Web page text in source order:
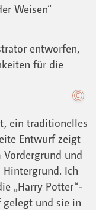
Weisen“
entworfen,
für die
ein traditionelles
Entwurf zeigt
und
Ich
„Harry Potter“-
gelegt und sie in